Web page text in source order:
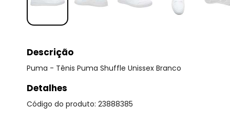
Descrição
Puma - Tênis Puma Shuffle Unissex Branco
Detalhes
Código do produto: 23888385